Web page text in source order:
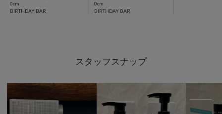
0cm
BIRTHDAY BAR
0cm
BIRTHDAY BAR
スタッフスナップ